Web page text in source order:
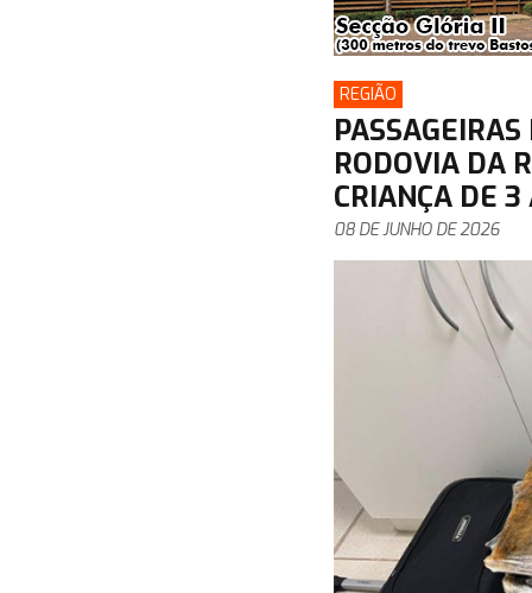
REGIÃO
RODOVIA DA
CRIANÇA DE 3
08 DE JUNHO DE 2026